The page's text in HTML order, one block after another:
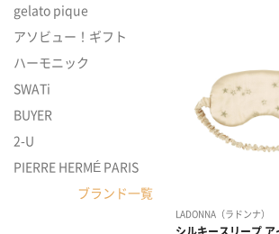
gelato pique
アソビュー！ギフト
ハーモニック
SWATi
BUYER
2-U
PIERRE HERMÉ PARIS
ブランド一覧